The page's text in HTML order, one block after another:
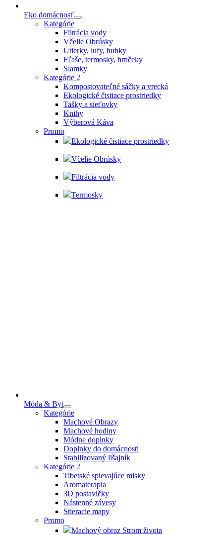
Eko domácnosť
Kategórie
Filtrácia vody
Včelie Obrúsky
Utierky, lufy, hubky
Fľaše, termosky, hrnčeky
Slamky
Kategórie 2
Kompostovateľné sáčky a vrecká
Ekologické čistiace prostriedky
Tašky a sieťovky
Knihy
Výberová Káva
Promo
Ekologické čistiace prostriedky
Včelie Obrúsky
Filtrácia vody
Termosky
Móda & Byt
Kategórie
Machové Obrazy
Machové hodiny
Módne doplnky
Doplnky do domácnosti
Stabilizovaný lišajník
Kategórie 2
Tibetské spievajúce misky
Aromaterapia
3D postavičky
Nástenné závesy
Stieracie mapy
Promo
Machový obraz Strom života